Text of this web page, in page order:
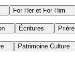
For Her et For Him
Écritures Prière
Patrimoine Culture